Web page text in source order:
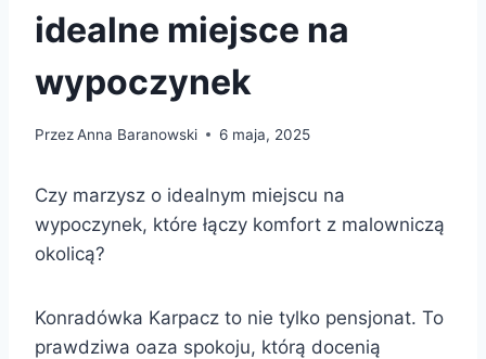
idealne miejsce na
wypoczynek
PrzezAnna Baranowski 6 maja, 2025
Czy marzysz o idealnym miejscu na
wypoczynek, które łączy komfort z malowniczą
okolicą?
Konradówka Karpacz to nie tylko pensjonat. To
prawdziwa oaza spokoju, którą docenią